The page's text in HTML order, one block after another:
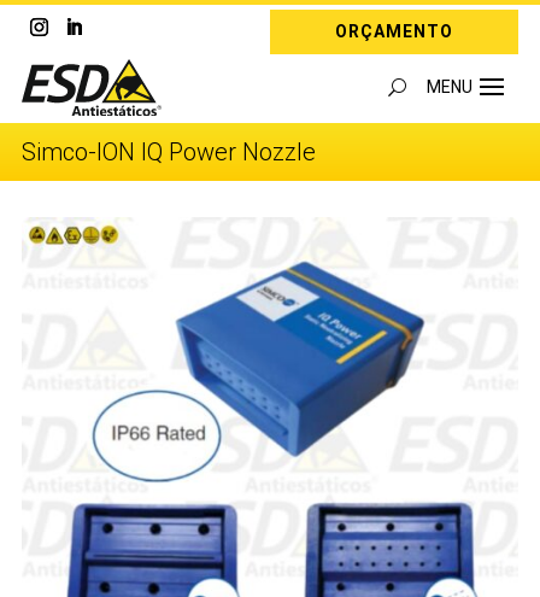
ORÇAMENTO
Simco-ION IQ Power Nozzle